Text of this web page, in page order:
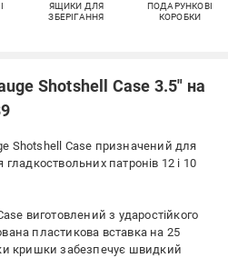
ЯЩИКИ ДЛЯ
ЗБЕРІГАННЯ
ПОДАРУНКОВІ
КОРОБКИ
Shotshell Case 3.5" на
Shotshell Case призначений для
гладкоствольних патронів 12 і 10
виготовлений з ударостійкого
пластикова вставка на 25
кришки забезпечує швидкий